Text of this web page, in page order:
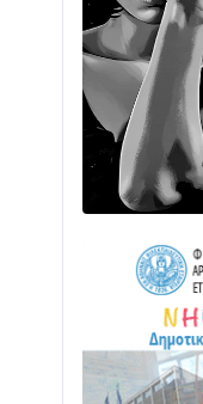
Διαβάστε
κυκλοφορεί
31/07 • 08:16
Δωρίδα για
των νερών
28/07 • 21:46
κυκλοφορεί
24/07 • 11:31
Γιορτή της
Δωρίδας:
08/08 • 12:01